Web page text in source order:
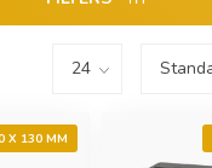
X 130 MM